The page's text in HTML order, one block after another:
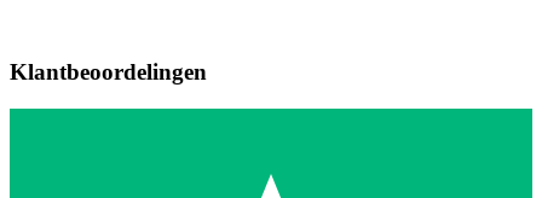
Klantbeoordelingen